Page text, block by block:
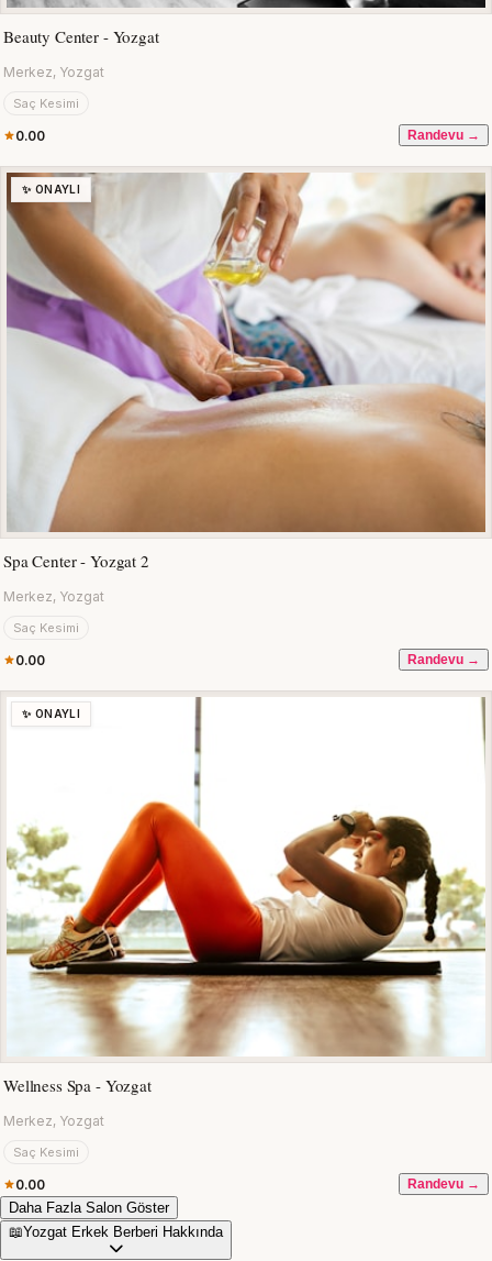
Beauty Center - Yozgat
Merkez, Yozgat
Saç Kesimi
0.00 Randevu →
✨ ONAYLI
Spa Center - Yozgat 2
Merkez, Yozgat
Saç Kesimi
0.00 Randevu →
✨ ONAYLI
Wellness Spa - Yozgat
Merkez, Yozgat
Saç Kesimi
0.00 Randevu →
Daha Fazla Salon Göster
📖Yozgat Erkek Berberi Hakkında